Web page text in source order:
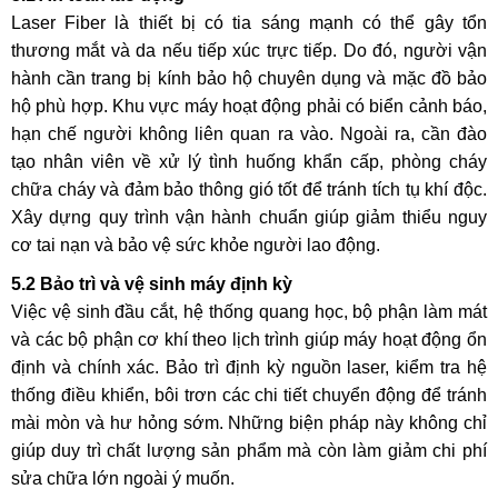
Laser Fiber là thiết bị có tia sáng mạnh có thể gây tổn
thương mắt và da nếu tiếp xúc trực tiếp. Do đó, người vận
hành cần trang bị kính bảo hộ chuyên dụng và mặc đồ bảo
hộ phù hợp. Khu vực máy hoạt động phải có biển cảnh báo,
hạn chế người không liên quan ra vào. Ngoài ra, cần đào
tạo nhân viên về xử lý tình huống khẩn cấp, phòng cháy
chữa cháy và đảm bảo thông gió tốt để tránh tích tụ khí độc.
Xây dựng quy trình vận hành chuẩn giúp giảm thiểu nguy
cơ tai nạn và bảo vệ sức khỏe người lao động.
5.2 Bảo trì và vệ sinh máy định kỳ
Việc vệ sinh đầu cắt, hệ thống quang học, bộ phận làm mát
và các bộ phận cơ khí theo lịch trình giúp máy hoạt động ổn
định và chính xác. Bảo trì định kỳ nguồn laser, kiểm tra hệ
thống điều khiển, bôi trơn các chi tiết chuyển động để tránh
mài mòn và hư hỏng sớm. Những biện pháp này không chỉ
giúp duy trì chất lượng sản phẩm mà còn làm giảm chi phí
sửa chữa lớn ngoài ý muốn.